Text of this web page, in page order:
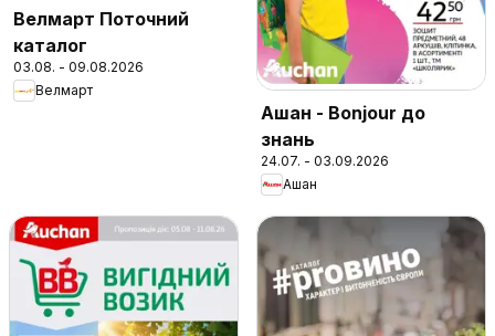
Велмарт Поточний
каталог
03.08. - 09.08.2026
Велмарт
Ашан - Bonjour до
знань
24.07. - 03.09.2026
Ашан